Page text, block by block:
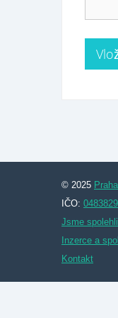
© 2025
IČO:
Jsme
Inzerce a
Kontakt